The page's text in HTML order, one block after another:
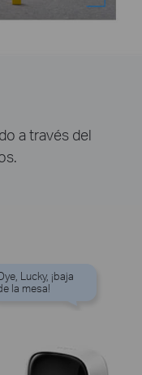
a través del
Lucky, ¡baja
la mesa!